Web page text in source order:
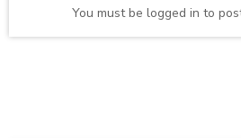
You must be logged in to